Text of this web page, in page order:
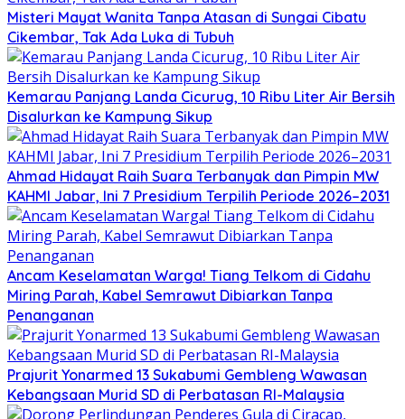
Misteri Mayat Wanita Tanpa Atasan di Sungai Cibatu
Cikembar, Tak Ada Luka di Tubuh
Kemarau Panjang Landa Cicurug, 10 Ribu Liter Air Bersih
Disalurkan ke Kampung Sikup
Ahmad Hidayat Raih Suara Terbanyak dan Pimpin MW
KAHMI Jabar, Ini 7 Presidium Terpilih Periode 2026–2031
Ancam Keselamatan Warga! Tiang Telkom di Cidahu
Miring Parah, Kabel Semrawut Dibiarkan Tanpa
Penanganan
Prajurit Yonarmed 13 Sukabumi Gembleng Wawasan
Kebangsaan Murid SD di Perbatasan RI-Malaysia